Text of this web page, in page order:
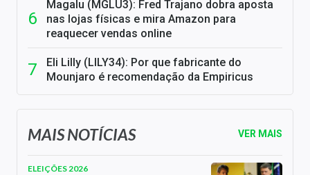
Magalu (MGLU3): Fred Trajano dobra aposta
nas lojas físicas e mira Amazon para
reaquecer vendas online
Eli Lilly (LILY34): Por que fabricante do
Mounjaro é recomendação da Empiricus
MAIS NOTÍCIAS VER MAIS
ELEIÇÕES 2026